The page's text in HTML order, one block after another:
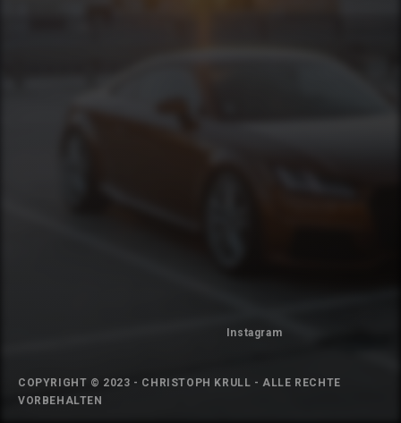
Instagram
COPYRIGHT © 2023 - CHRISTOPH KRULL - ALLE RECHTE
VORBEHALTEN